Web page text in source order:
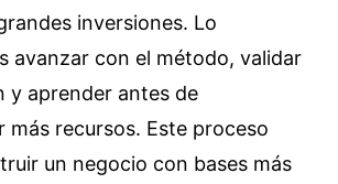
inversiones. Lo
avanzar con el método, validar
y aprender antes de
más recursos. Este proceso
un negocio con bases más